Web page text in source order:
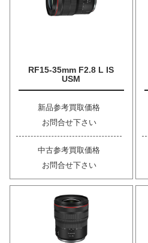
RF15-35mm F2.8 L IS
USM
新品参考買取価格
お問合せ下さい
中古参考買取価格
お問合せ下さい